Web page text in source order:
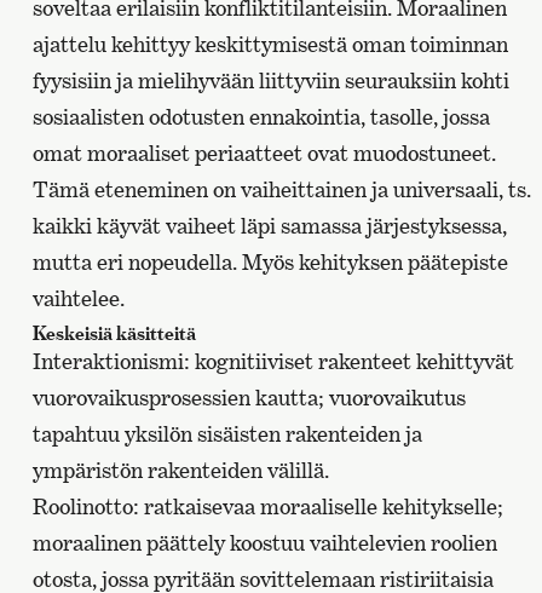
soveltaa erilaisiin konfliktitilanteisiin. Moraalinen
ajattelu kehittyy keskittymisestä oman toiminnan
fyysisiin ja mielihyvään liittyviin seurauksiin kohti
sosiaalisten odotusten ennakointia, tasolle, jossa
omat moraaliset periaatteet ovat muodostuneet.
Tämä eteneminen on vaiheittainen ja universaali, ts.
kaikki käyvät vaiheet läpi samassa järjestyksessa,
mutta eri nopeudella. Myös kehityksen päätepiste
vaihtelee.
Keskeisiä käsitteitä
Interaktionismi: kognitiiviset rakenteet kehittyvät
vuorovaikusprosessien kautta; vuorovaikutus
tapahtuu yksilön sisäisten rakenteiden ja
ympäristön rakenteiden välillä.
Roolinotto: ratkaisevaa moraaliselle kehitykselle;
moraalinen päättely koostuu vaihtelevien roolien
otosta, jossa pyritään sovittelemaan ristiriitaisia